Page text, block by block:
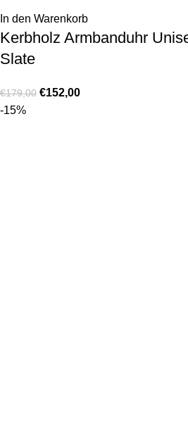
In den Warenkorb
Kerbholz Armbanduhr
Slate
€179,00 €152,00
-15%